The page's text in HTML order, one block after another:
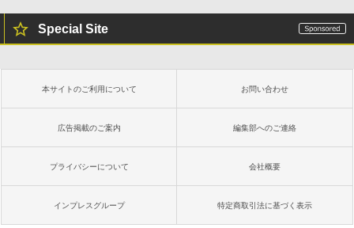
Special Site
本サイトのご利用について お問い合わせ
広告掲載のご案内 編集部へのご連絡
プライバシーについて 会社概要
インプレスグループ 特定商取引法に基づく表示